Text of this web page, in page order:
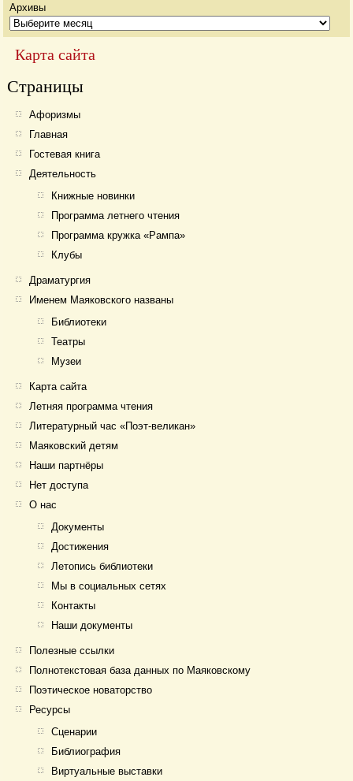
Архивы
Карта сайта
Страницы
Афоризмы
Главная
Гостевая книга
Деятельность
Книжные новинки
Программа летнего чтения
Программа кружка «Рампа»
Клубы
Драматургия
Именем Маяковского названы
Библиотеки
Театры
Музеи
Карта сайта
Летняя программа чтения
Литературный час «Поэт-великан»
Маяковский детям
Наши партнёры
Нет доступа
О нас
Документы
Достижения
Летопись библиотеки
Мы в социальных сетях
Контакты
Наши документы
Полезные ссылки
Полнотекстовая база данных по Маяковскому
Поэтическое новаторство
Ресурсы
Сценарии
Библиография
Виртуальные выставки